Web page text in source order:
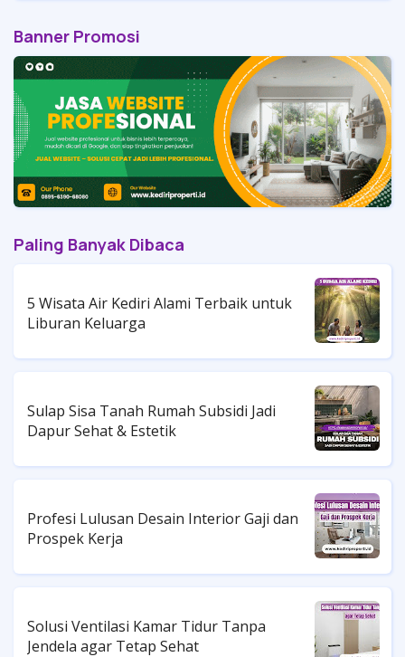
Banner Promosi
Paling Banyak Dibaca
5 Wisata Air Kediri Alami Terbaik untuk
Liburan Keluarga
Sulap Sisa Tanah Rumah Subsidi Jadi
Dapur Sehat & Estetik
Profesi Lulusan Desain Interior Gaji dan
Prospek Kerja
Solusi Ventilasi Kamar Tidur Tanpa
Jendela agar Tetap Sehat